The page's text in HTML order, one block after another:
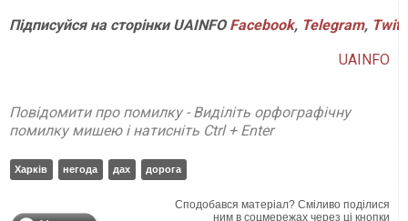
Підписуйся на сторінки UAINFO Facebook, Telegram,
UAINFO
Повідомити про помилку - Виділіть орфографічну
помилку мишею і натисніть Ctrl + Enter
Харків негода дах дорога
Сподобався матеріал? Сміливо поділися
ним в соцмережах через ці кнопки